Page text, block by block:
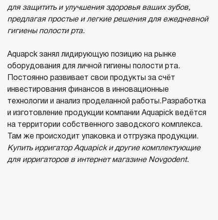
для защитить и улучшения здоровья ваших зубов,
предлагая простые и легкие решения для ежедневной
гигиены полости рта.
Aquapck занял лидирующую позицию на рынке
оборудования для личной гигиены полости рта.
Постоянно развивает свои продукты за счёт
инвестирования финансов в инновационные
технологии и анализ проделанной работы.Разработка
и изготовление продукции компании Aquapick ведётся
на территории собственного заводского комплекса.
Там же происходит упаковка и отгрузка продукции.
Купить ирригатор Aquapick и другие комплектующие
для ирригаторов в интернет магазине Novgodent.